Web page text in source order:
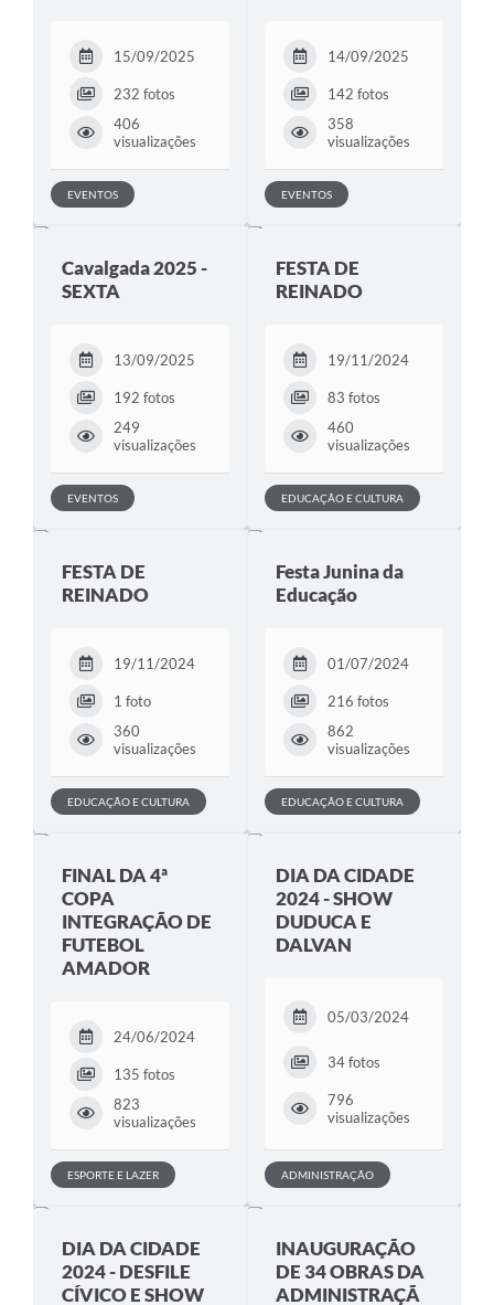
15/09/2025
232 fotos
406
visualizações
EVENTOS
14/09/2025
142 fotos
358
visualizações
EVENTOS
Cavalgada 2025 -
SEXTA
13/09/2025
192 fotos
249
visualizações
EVENTOS
FESTA DE
REINADO
19/11/2024
83 fotos
460
visualizações
EDUCAÇÃO E CULTURA
FESTA DE
REINADO
19/11/2024
1 foto
360
visualizações
EDUCAÇÃO E CULTURA
Festa Junina da
Educação
01/07/2024
216 fotos
862
visualizações
EDUCAÇÃO E CULTURA
FINAL DA 4ª
COPA
INTEGRAÇÃO DE
FUTEBOL
AMADOR
24/06/2024
135 fotos
823
visualizações
ESPORTE E LAZER
DIA DA CIDADE
2024 - SHOW
DUDUCA E
DALVAN
05/03/2024
34 fotos
796
visualizações
ADMINISTRAÇÃO
DIA DA CIDADE
2024 - DESFILE
CÍVICO E SHOW
INAUGURAÇÃO
DE 34 OBRAS DA
ADMINISTRAÇÃ